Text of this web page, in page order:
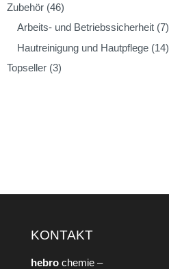
Zubehör (46)
Arbeits- und Betriebssicherheit (7)
Hautreinigung und Hautpflege (14)
Topseller (3)
KONTAKT
hebro chemie –